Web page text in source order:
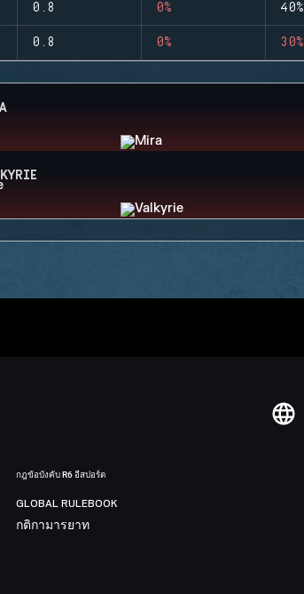
0.8 0% 40%
0.8 0% 30%
กฎข้อบังคับ R6 อีสปอร์ต
GLOBAL RULEBOOK
กติกามารยาท